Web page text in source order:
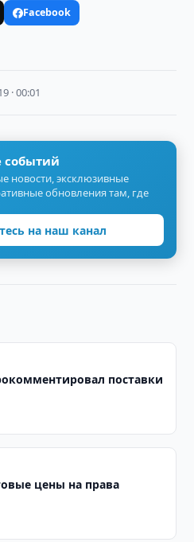
Facebook
· 00:01
событий
новости, эксклюзивные
обновления там, где
на наш канал
поставки
цены на права